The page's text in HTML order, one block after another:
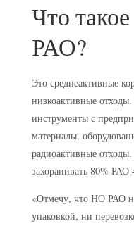
Что
РАО?
Это среднеактивные
низкоактивные
инструменты с
материалы,
радиоактивные
захоранивать 80% РАО
«Отмечу, что НО РАО
упаковкой, ни